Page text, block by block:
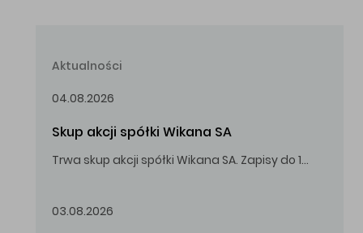
Aktualności
04.08.2026
Skup akcji spółki Wikana SA
Trwa skup akcji spółki Wikana SA. Zapisy do 14.08.2026 r. do godz. 16.00.
03.08.2026